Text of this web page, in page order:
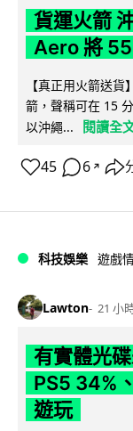
貨運火箭
Aero 將
【真正用火箭送
箭，聲稱可在 15
以沖繩...
閱讀全
45 6 ↗
科技娛樂 遊戲
Lawton 21 小
有實體光
PS5 34%
遊玩